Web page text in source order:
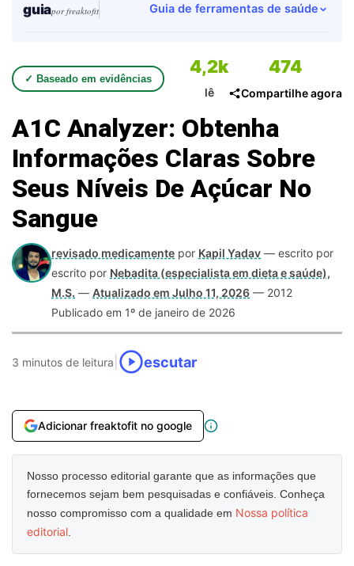
guiapor freaktofit Guia de ferramentas de saúde
✓ Baseado em evidências
4,2k
lê
474
Compartilhe agora
A1C Analyzer: Obtenha
Informações Claras Sobre
Seus Níveis De Açúcar No
Sangue
revisado medicamente por Kapil Yadav — escrito por
escrito por Nebadita (especialista em dieta e saúde),
M.S. — Atualizado em Julho 11, 2026 — 2012
Publicado em 1º de janeiro de 2026
3 minutos de leitura escutar
Adicionar freaktofit no google
Nosso processo editorial garante que as informações que
fornecemos sejam bem pesquisadas e confiáveis. Conheça
nosso compromisso com a qualidade em Nossa política
editorial